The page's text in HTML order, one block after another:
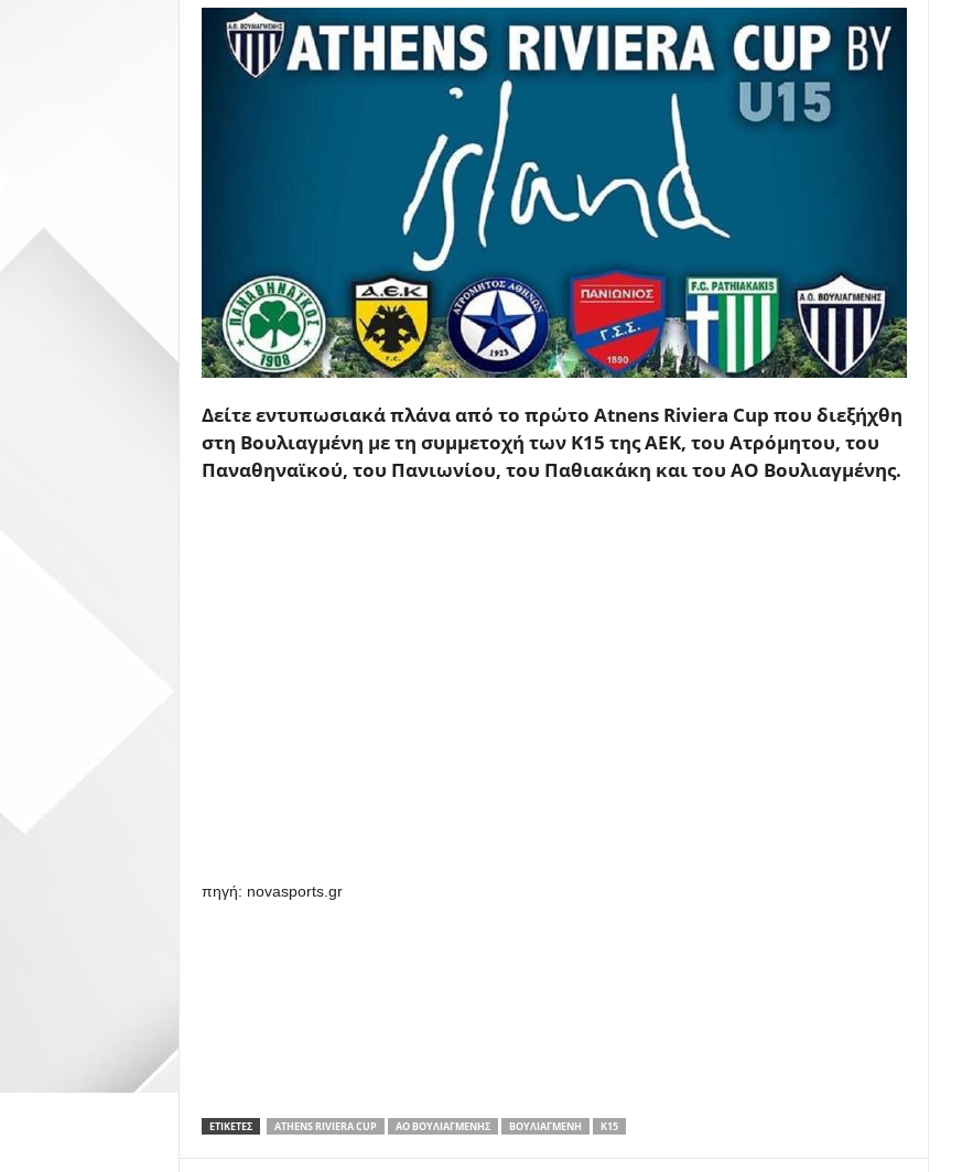
Δείτε εντυπωσιακά πλάνα από το πρώτο Atnens Riviera Cup που διεξήχθη
στη Βουλιαγμένη με τη συμμετοχή των Κ15 της ΑΕΚ, του Ατρόμητου, του
Παναθηναϊκού, του Πανιωνίου, του Παθιακάκη και του ΑΟ Βουλιαγμένης.
πηγή: novasports.gr
ΕΤΙΚΕΤΕΣ ATHENS RIVIERA CUP ΑΟ ΒΟΥΛΙΑΓΜΈΝΗΣ ΒΟΥΛΙΑΓΜΈΝΗ Κ15